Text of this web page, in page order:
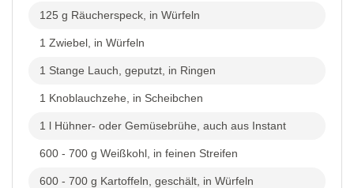
125 g Räucherspeck, in Würfeln
1 Zwiebel, in Würfeln
1 Stange Lauch, geputzt, in Ringen
1 Knoblauchzehe, in Scheibchen
1 l Hühner- oder Gemüsebrühe, auch aus Instant
600 - 700 g Weißkohl, in feinen Streifen
600 - 700 g Kartoffeln, geschält, in Würfeln